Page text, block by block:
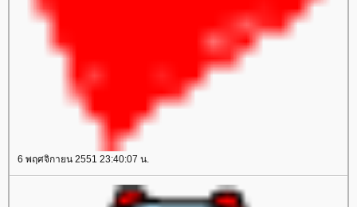
6 พฤศจิกายน 2551 23:40:07 น.